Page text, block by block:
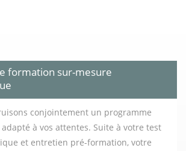
formation sur-mesure
conjointement un programme
à vos attentes. Suite à votre test
et entretien pré-formation, votre